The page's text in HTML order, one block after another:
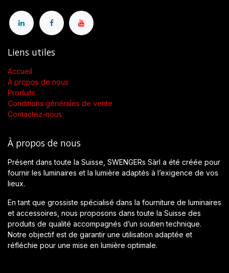
Liens utiles
Accueil
À propos de nous
Produits
Conditions générales de vente
Contactez-nous
À propos de nous
Présent dans toute la Suisse, SWENGERs Sàrl a été créée pour
fournir les luminaires et la lumière adaptés à l’exigence de vos
lieux.
En tant que grossiste spécialisé dans la fourniture de luminaires
et accessoires, nous proposons dans toute la Suisse des
produits de qualité accompagnés d’un soutien technique.
Notre objectif est de garantir une utilisation adaptée et
réfléchie pour une mise en lumière optimale.